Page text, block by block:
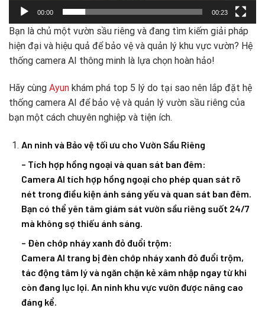
00:00 00:23
Bạn là chủ một vườn sầu riêng và đang tìm kiếm giải pháp
hiện đại và hiệu quả để bảo vệ và quản lý khu vực vườn? Hệ
thống camera AI thông minh là lựa chọn hoàn hảo!
Hãy cùng Ayun khám phá top 5 lý do tại sao nên lắp đặt hệ
thống camera AI để bảo vệ và quản lý vườn sầu riêng của
bạn một cách chuyên nghiệp và tiện ích.
An ninh và Bảo vệ tối ưu cho Vườn Sầu Riêng
– Tích hợp hồng ngoại và quan sát ban đêm:
Camera AI tích hợp hồng ngoại cho phép quan sát rõ
nét trong điều kiện ánh sáng yếu và quan sát ban đêm.
Bạn có thể yên tâm giám sát vườn sầu riêng suốt 24/7
mà không sợ thiếu ánh sáng.
– Đèn chớp nháy xanh đỏ đuổi trộm:
Camera AI trang bị đèn chớp nháy xanh đỏ đuổi trộm,
tác động tâm lý và ngăn chặn kẻ xâm nhập ngay từ khi
còn đang lục lọi. An ninh khu vực vườn được nâng cao
đáng kể.